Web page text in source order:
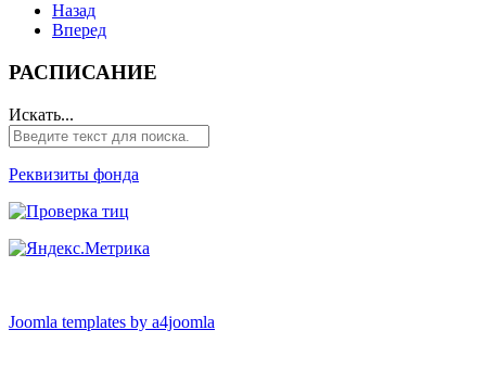
Назад
Вперед
РАСПИСАНИЕ
Искать...
Реквизиты фонда
Joomla templates by a4joomla